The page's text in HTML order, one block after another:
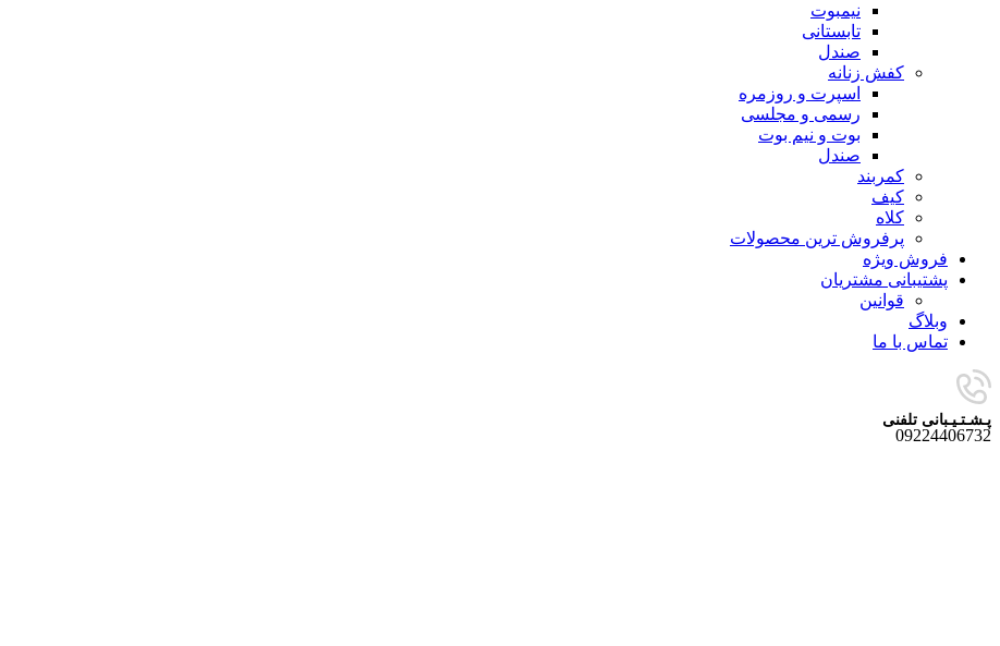
نیمبوت
تابستانی
صندل
کفش زنانه
اسپرت و روزمره
رسمی و مجلسی
بوت و نیم بوت
صندل
کمربند
کیف
کلاه
پرفروش ترین محصولات
فروش ویژه
پشتیبانی مشتریان
قوانین
وبلاگ
تماس با ما
پـشـتـیـبانی تلفنی
09224406732